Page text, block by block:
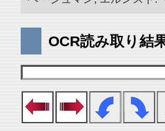
OCR読み取り結